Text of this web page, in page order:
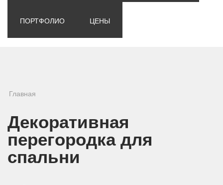
ПОРТФОЛИО ЦЕНЫ
Вы здесь
Главная
Декоративная
перегородка для
спальни